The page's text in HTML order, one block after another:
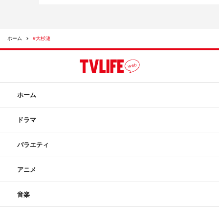
ホーム #大杉漣
ホーム
ドラマ
バラエティ
アニメ
音楽